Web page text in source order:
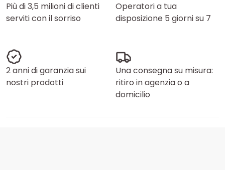
Più di 3,5 milioni di clienti
serviti con il sorriso
Operatori a tua
disposizione 5 giorni su 7
2 anni di garanzia sui
nostri prodotti
Una consegna su misura:
ritiro in agenzia o a
domicilio